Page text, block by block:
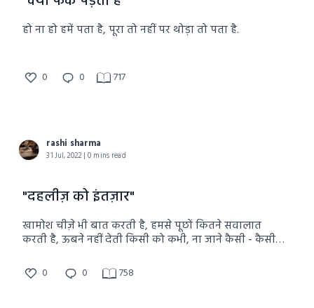
हो ना हो हमें पता है, पूरा तो नहीं पर थोड़ा तो पता है.
0 0 717
rashi sharma
31 Jul, 2022 | 0 mins read
"दहलीज़ को इंतज़ार"
खामोश चीज़े भी बात करती है, हमसे पूछों कितने सवालात
करती है, ऊबने नहीं देती किसी को कभी, ना जाने कैसी - कैसी
0 0 758